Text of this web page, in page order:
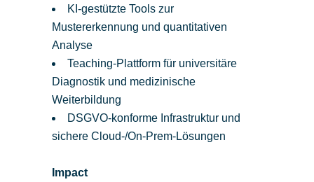
KI-gestützte Tools zur
Mustererkennung und quantitativen
Analyse
Teaching-Plattform für universitäre
Diagnostik und medizinische
Weiterbildung
DSGVO-konforme Infrastruktur und
sichere Cloud-/On-Prem-Lösungen
Impact